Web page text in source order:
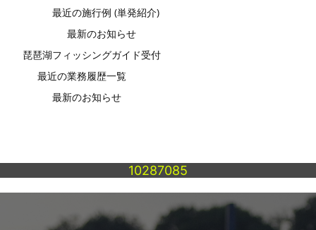
最近の施行例 (単発紹介)
最新のお知らせ
琵琶湖フィッシングガイド受付
最近の業務履歴一覧
最新のお知らせ
10287085